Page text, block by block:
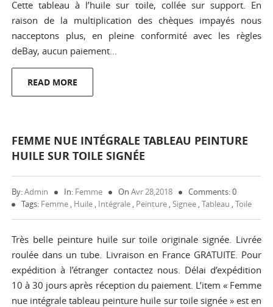
Cette tableau à l’huile sur toile, collée sur support. En
raison de la multiplication des chèques impayés nous
nacceptons plus, en pleine conformité avec les règles
deBay, aucun paiement…
READ MORE
FEMME NUE INTÉGRALE TABLEAU PEINTURE
HUILE SUR TOILE SIGNÉE
By:Admin In: Femme OnAvr 28,2018
Comments: 0
Tags: Femme , Huile , Intégrale , Peinture ,Signee ,Tableau ,Toile
Très belle peinture huile sur toile originale signée. Livrée
roulée dans un tube. Livraison en France GRATUITE. Pour
expédition à l’étranger contactez nous. Délai d’expédition
10 à 30 jours après réception du paiement. L’item « Femme
nue intégrale tableau peinture huile sur toile signée » est en